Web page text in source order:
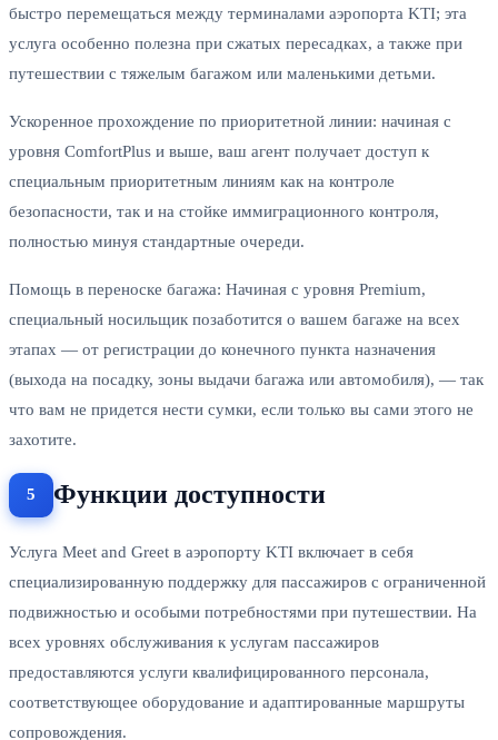
быстро перемещаться между терминалами аэропорта KTI; эта
услуга особенно полезна при сжатых пересадках, а также при
путешествии с тяжелым багажом или маленькими детьми.
Ускоренное прохождение по приоритетной линии: начиная с
уровня ComfortPlus и выше, ваш агент получает доступ к
специальным приоритетным линиям как на контроле
безопасности, так и на стойке иммиграционного контроля,
полностью минуя стандартные очереди.
Помощь в переноске багажа: Начиная с уровня Premium,
специальный носильщик позаботится о вашем багаже на всех
этапах — от регистрации до конечного пункта назначения
(выхода на посадку, зоны выдачи багажа или автомобиля), — так
что вам не придется нести сумки, если только вы сами этого не
захотите.
Функции доступности
Услуга Meet and Greet в аэропорту KTI включает в себя
специализированную поддержку для пассажиров с ограниченной
подвижностью и особыми потребностями при путешествии. На
всех уровнях обслуживания к услугам пассажиров
предоставляются услуги квалифицированного персонала,
соответствующее оборудование и адаптированные маршруты
сопровождения.